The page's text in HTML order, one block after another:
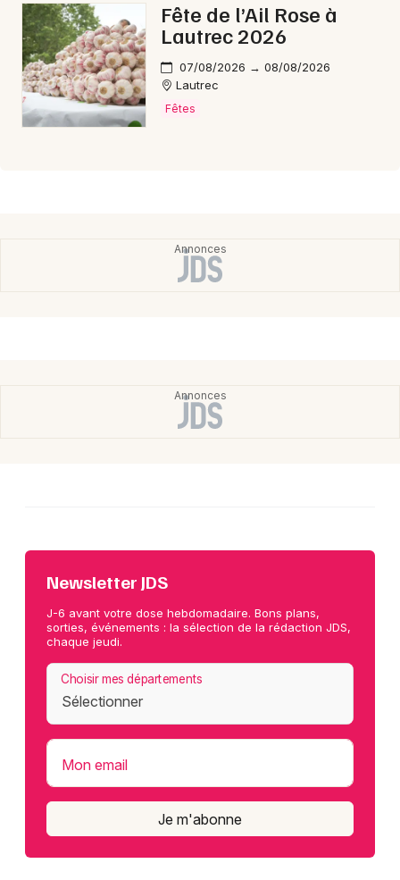
Fête de l’Ail Rose à
Lautrec 2026
07/08/2026 → 08/08/2026
Lautrec
Fêtes
Newsletter JDS
J-6 avant votre dose hebdomadaire. Bons plans,
sorties, événements : la sélection de la rédaction JDS,
chaque jeudi.
Choisir mes départements
Mon email
Je m'abonne